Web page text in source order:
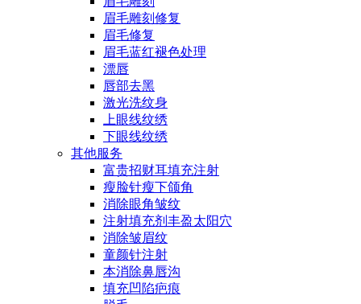
眉毛雕刻修复
眉毛修复
眉毛蓝红褪色处理
漂唇
唇部去黑
激光洗纹身
上眼线纹绣
下眼线纹绣
其他服务
富贵招财耳填充注射
瘦脸针瘦下颌角
消除眼角皱纹
注射填充剂丰盈太阳穴
消除皱眉纹
童颜针注射
本消除鼻唇沟
填充凹陷疤痕